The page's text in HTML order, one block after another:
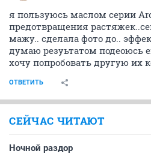
я пользуюсь маслом серии
предотвращения
мажу.. сделала фото до..
думаю резуьтатом подеоюсь
хочу попробовать другую их
ОТВЕТИТЬ
СЕЙЧАС ЧИТАЮТ
Ночной раздор